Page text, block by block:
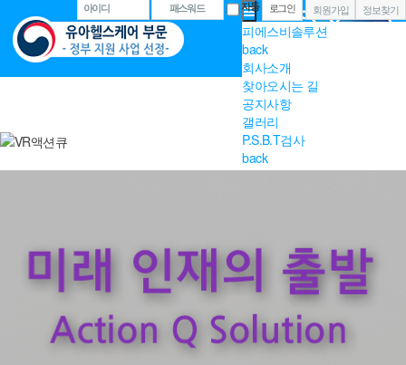
아이디 패스워드 자동 회원가입 정보찾기
피에스비솔루션
back
회사소개
찾아오시는 길
공지사항
갤러리
P.S.B.T검사
back
P.S.B.T검사
액션 큐 스포키
back
프로그램
키즈콩콩 (만 2세 -A-)
키즈콩콩 (만 3세 -B-)
키즈콩콩 (만 4세 -C-)